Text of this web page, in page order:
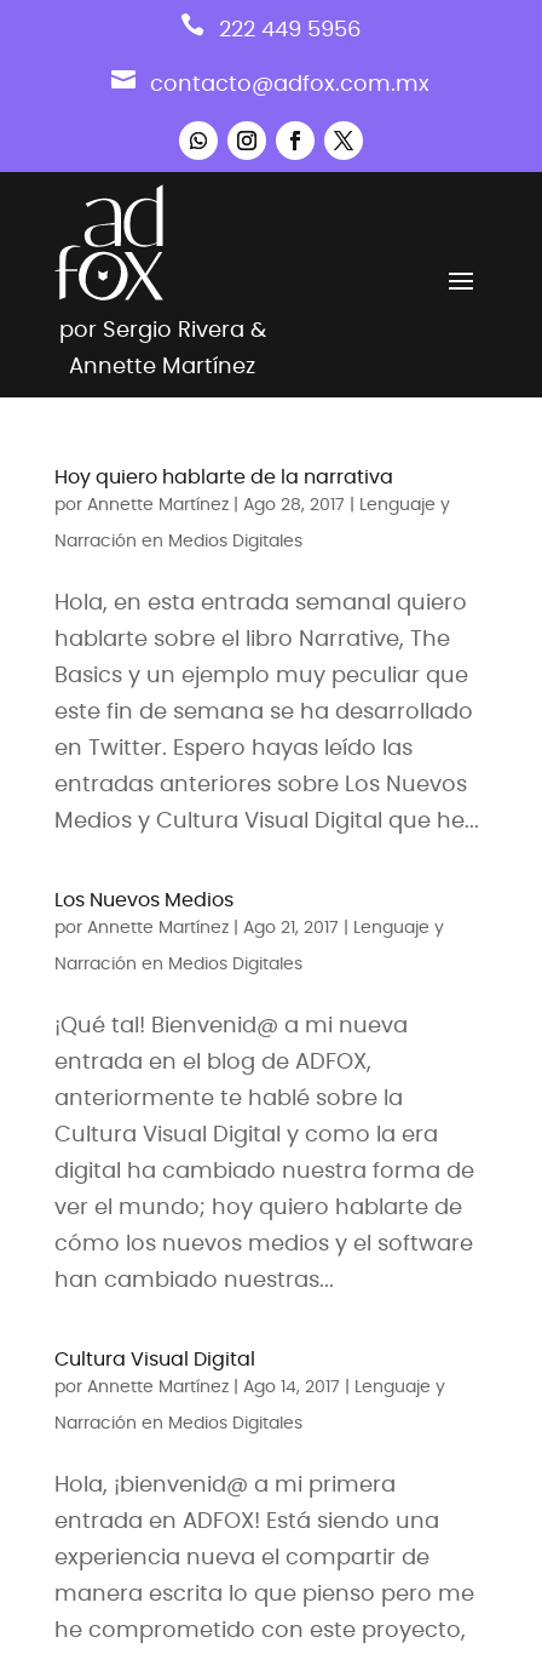
 222 449 5956
 contacto@adfox.com.mx
por Sergio Rivera &
Annette Martínez
Hoy quiero hablarte de la narrativa
por Annette Martínez| Ago 28, 2017 Lenguaje y
Narración en Medios Digitales
Hola, en esta entrada semanal quiero
hablarte sobre el libro Narrative, The
Basics y un ejemplo muy peculiar que
este fin de semana se ha desarrollado
en Twitter. Espero hayas leído las
entradas anteriores sobre Los Nuevos
Medios y Cultura Visual Digital que he...
Los Nuevos Medios
por Annette Martínez| Ago 21, 2017 Lenguaje y
Narración en Medios Digitales
¡Qué tal! Bienvenid@ a mi nueva
entrada en el blog de ADFOX,
anteriormente te hablé sobre la
Cultura Visual Digital y como la era
digital ha cambiado nuestra forma de
ver el mundo; hoy quiero hablarte de
cómo los nuevos medios y el software
han cambiado nuestras...
Cultura Visual Digital
por Annette Martínez| Ago 14, 2017 Lenguaje y
Narración en Medios Digitales
Hola, ¡bienvenid@ a mi primera
entrada en ADFOX! Está siendo una
experiencia nueva el compartir de
manera escrita lo que pienso pero me
he comprometido con este proyecto,